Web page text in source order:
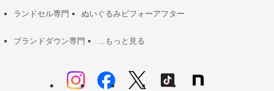
ランドセル専門 ぬいぐるみビフォーアフター
ブランドダウン専門 …もっと見る